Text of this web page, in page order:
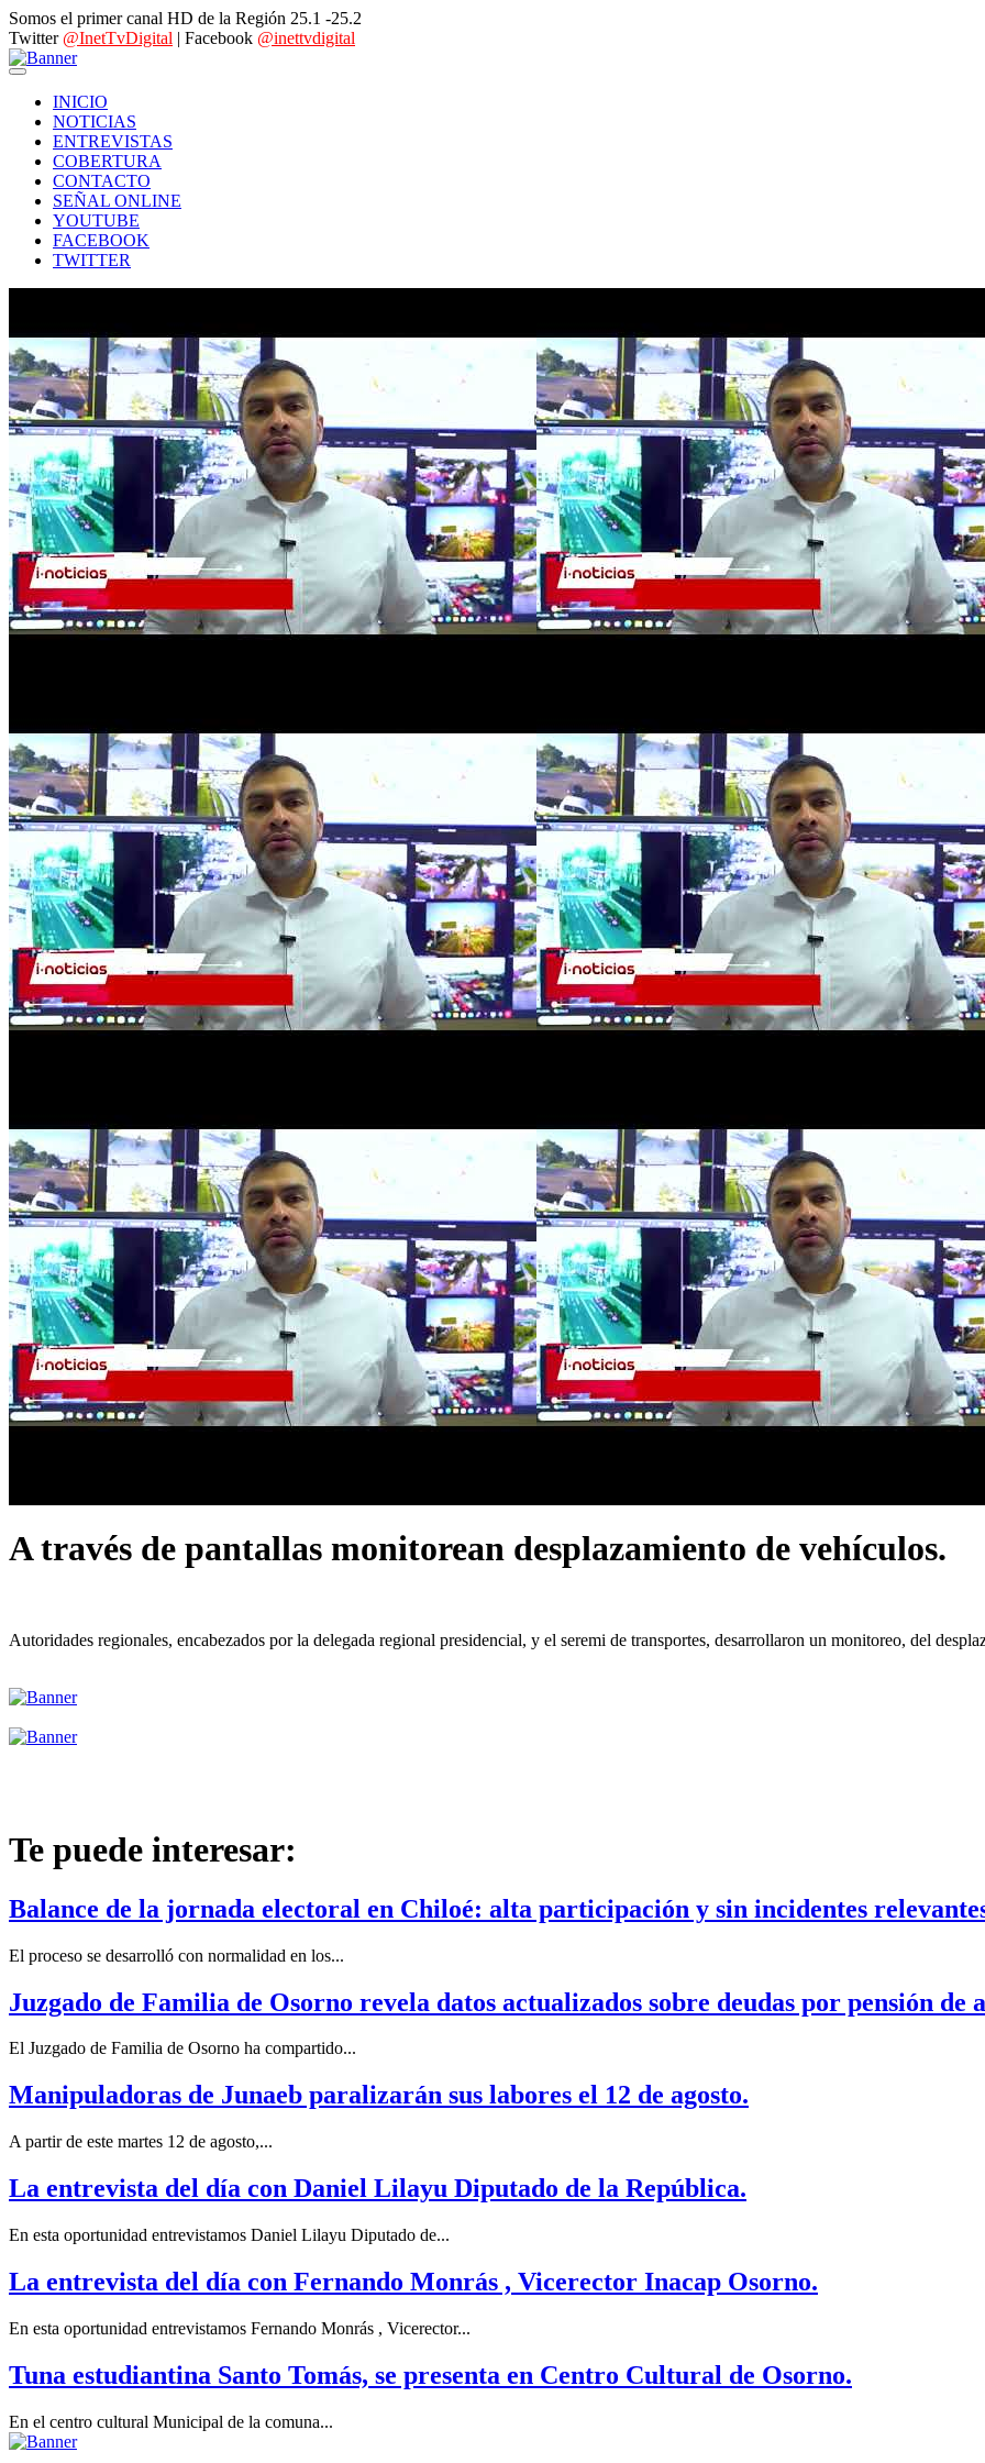
Somos el primer canal HD de la Región 25.1 -25.2
Twitter @InetTvDigital | Facebook @inettvdigital
INICIO
NOTICIAS
ENTREVISTAS
COBERTURA
CONTACTO
SEÑAL ONLINE
YOUTUBE
FACEBOOK
TWITTER
A través de pantallas monitorean desplazamiento de vehículos.
Autoridades regionales, encabezados por la delegada regional presidencial, y el seremi de transportes, desarrollaron un monitoreo, del
Te puede interesar:
Balance de la jornada electoral en Chiloé: alta participación y sin incidentes
El proceso se desarrolló con normalidad en los...
Juzgado de Familia de Osorno revela datos actualizados sobre deudas por pensión de
El Juzgado de Familia de Osorno ha compartido...
Manipuladoras de Junaeb paralizarán sus labores el 12 de agosto.
A partir de este martes 12 de agosto,...
La entrevista del día con Daniel Lilayu Diputado de la República.
En esta oportunidad entrevistamos Daniel Lilayu Diputado de...
La entrevista del día con Fernando Monrás , Vicerector Inacap Osorno.
En esta oportunidad entrevistamos Fernando Monrás , Vicerector...
Tuna estudiantina Santo Tomás, se presenta en Centro Cultural de Osorno.
En el centro cultural Municipal de la comuna...